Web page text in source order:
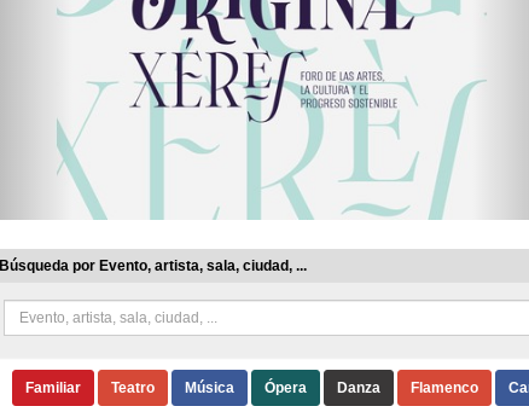
Búsqueda por Evento, artista, sala, ciudad, ...
Familiar Teatro Música Ópera Danza Flamenco